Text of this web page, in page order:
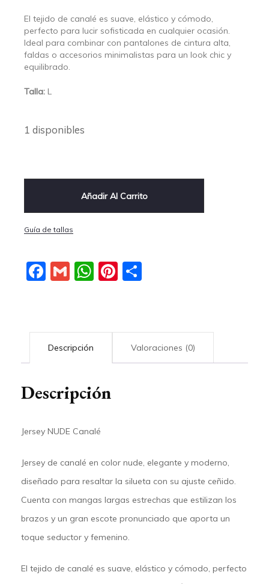
El tejido de canalé es suave, elástico y cómodo,
perfecto para lucir sofisticada en cualquier ocasión.
Ideal para combinar con pantalones de cintura alta,
faldas o accesorios minimalistas para un look chic y
equilibrado.
Talla: L
1 disponibles
Añadir Al Carrito
Guía de tallas
Facebook
GmailWhatsApp
Pinterest
Descripción Valoraciones (0)
Descripción
Jersey NUDE Canalé
Jersey de canalé en color nude, elegante y moderno,
diseñado para resaltar la silueta con su ajuste ceñido.
Cuenta con mangas largas estrechas que estilizan los
brazos y un gran escote pronunciado que aporta un
toque seductor y femenino.
El tejido de canalé es suave, elástico y cómodo, perfecto